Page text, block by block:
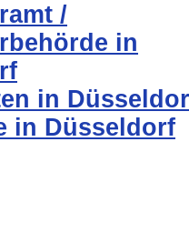
/
in
in
in Düsseldorf